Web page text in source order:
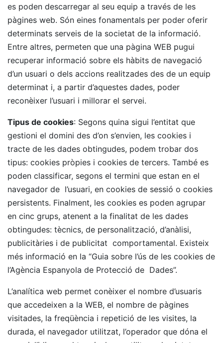
es poden descarregar al seu equip a través de les
pàgines web. Són eines fonamentals per poder oferir
determinats serveis de la societat de la informació.
Entre altres, permeten que una pàgina WEB pugui
recuperar informació sobre els hàbits de navegació
d’un usuari o dels accions realitzades des de un equip
determinat i, a partir d’aquestes dades, poder
reconèixer l’usuari i millorar el servei.
Tipus de cookies: Segons quina sigui l’entitat que
gestioni el domini des d’on s’envien, les cookies i
tracte de les dades obtingudes, podem trobar dos
tipus: cookies pròpies i cookies de tercers. També es
poden classificar, segons el termini que estan en el
navegador de l’usuari, en cookies de sessió o cookies
persistents. Finalment, les cookies es poden agrupar
en cinc grups, atenent a la finalitat de les dades
obtingudes: tècnics, de personalització, d’anàlisi,
publicitàries i de publicitat comportamental. Existeix
més informació en la “Guia sobre l’ús de les cookies de
l’Agència Espanyola de Protecció de Dades”.
L’analítica web permet conèixer el nombre d’usuaris
que accedeixen a la WEB, el nombre de pàgines
visitades, la freqüència i repetició de les visites, la
durada, el navegador utilitzat, l’operador que dóna el